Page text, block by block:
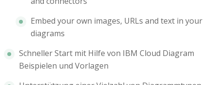
Embed your own images, URLs and text in your
diagrams
Schneller Start mit Hilfe von IBM Cloud Diagram
Beispielen und Vorlagen